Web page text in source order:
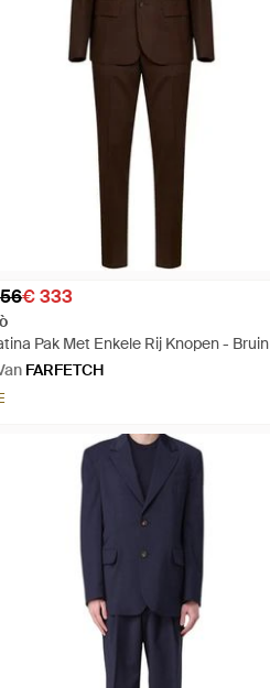
€ 333
Pak Met Enkele Rij Knopen - Bruin
FARFETCH